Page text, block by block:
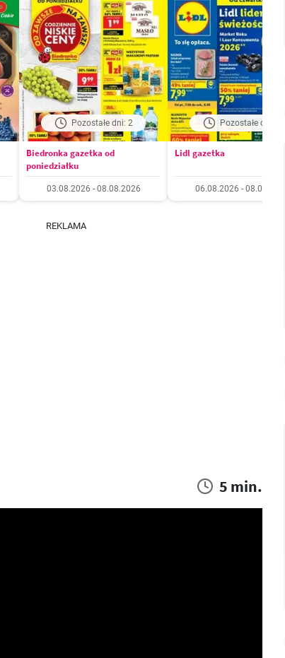
Pozostałe dni: 2
Biedronka gazetka od
poniedziałku
03.08.2026 - 08.08.2026
Pozostałe dni: 2
Lidl gazetka
06.08.2026 - 08.08.2026
REKLAMA
5 min.